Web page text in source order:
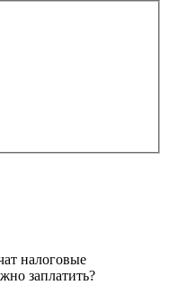
налоговые
заплатить?